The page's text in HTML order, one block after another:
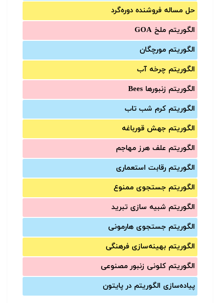
حل مساله فروشنده دوره‌گرد
الگوریتم ملخ GOA
الگوریتم مورچگان
الگوریتم چرخه آب
الگوریتم زنبورها Bees
الگوریتم کرم شب تاب
الگوریتم جهش قورباغه
الگوریتم علف هرز مهاجم
الگوریتم رقابت استعماری
الگوریتم جستجوی ممنوع
الگوریتم شبیه سازی تبرید
الگوریتم جستجوی هارمونی
الگوریتم بهینه‌سازی فرهنگی
الگوریتم کلونی زنبور مصنوعی
پیاده‌سازی الگوریتم در پایتون